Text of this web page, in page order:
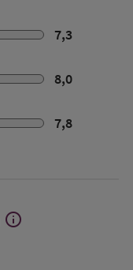
7,3
8,0
7,8
Visa
info